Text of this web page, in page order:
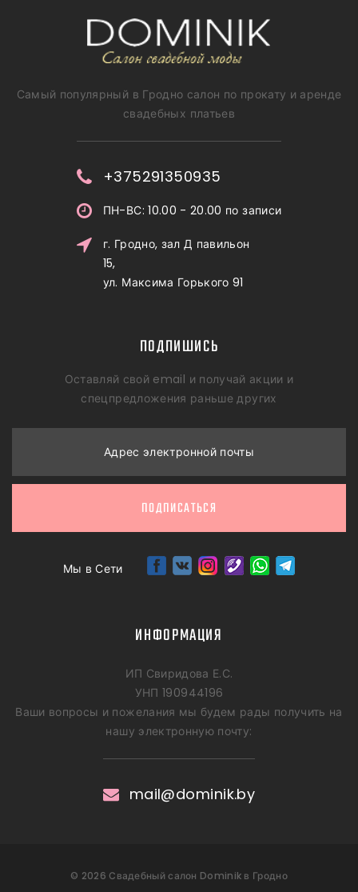
Самый популярный в Гродно салон по прокату и аренде
свадебных платьев
+375291350935
ПН-ВС: 10.00 - 20.00 по записи
г. Гродно, зал Д павильон
15,
ул. Максима Горького 91
ПОДПИШИСЬ
Оставляй свой email и получай акции и
спецпредложения раньше других
Адрес электронной почты
ПОДПИСАТЬСЯ
Мы в Сети
ИНФОРМАЦИЯ
ИП Свиридова Е.С.
УНП 190944196
Ваши вопросы и пожелания мы будем рады получить на
нашу электронную почту:
mail@dominik.by
© 2026 Свадебный салон Dominik в Гродно